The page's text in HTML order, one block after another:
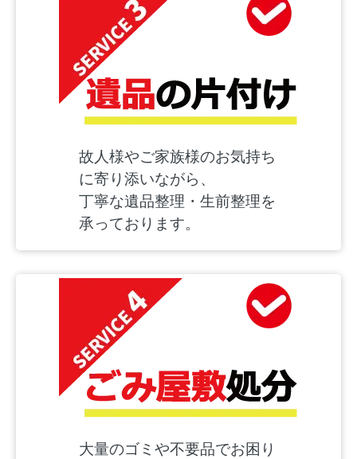
故人様やご家族様のお気持ち
に寄り添いながら、
丁寧な遺品整理・生前整理を
承っております。
大量のゴミや不要品でお困り